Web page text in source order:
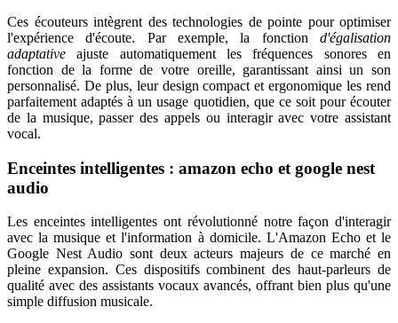
Ces écouteurs intègrent des technologies de pointe pour optimiser
l'expérience d'écoute. Par exemple, la fonction d'égalisation
adaptativeajuste automatiquement les fréquences sonores en
fonction de la forme de votre oreille, garantissant ainsi un son
personnalisé. De plus, leur design compact et ergonomique les rend
parfaitement adaptés à un usage quotidien, que ce soit pour écouter
de la musique, passer des appels ou interagir avec votre assistant
vocal.
Enceintes intelligentes : amazon echo et google nest
audio
Les enceintes intelligentes ont révolutionné notre façon d'interagir
avec la musique et l'information à domicile. L'Amazon Echo et le
Google Nest Audio sont deux acteurs majeurs de ce marché en
pleine expansion. Ces dispositifs combinent des haut-parleurs de
qualité avec des assistants vocaux avancés, offrant bien plus qu'une
simple diffusion musicale.